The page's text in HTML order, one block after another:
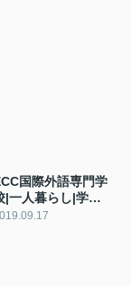
国際外語専門学
|一人暮らし|学生|
貸マンション